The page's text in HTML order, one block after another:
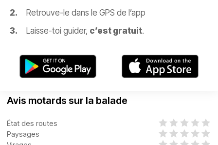
Retrouve-le dans le GPS de l’app
Laisse-toi guider, c’est gratuit.
Avis motards sur la balade
État des routes
Paysages